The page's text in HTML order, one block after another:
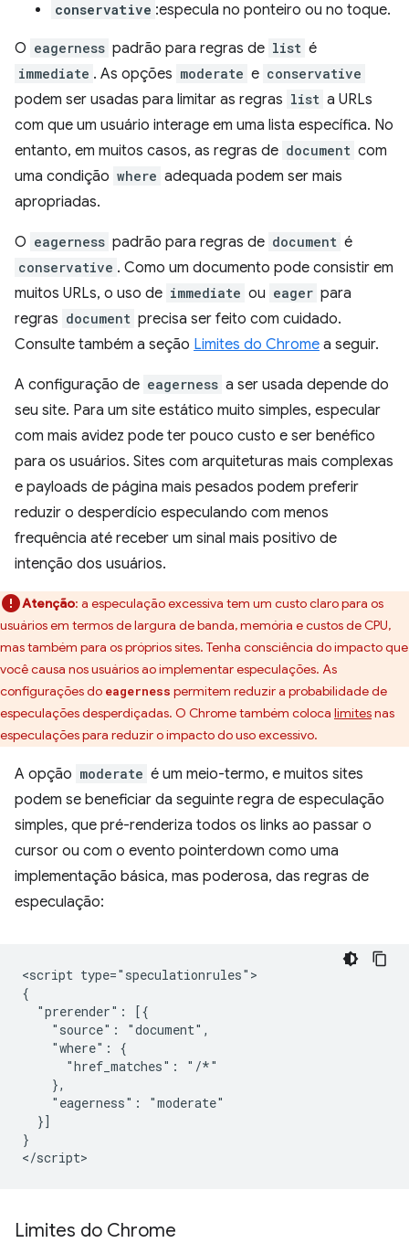
conservative :especula no ponteiro ou no toque.
O eagerness padrão para regras de list é
immediate . As opções moderate e conservative
podem ser usadas para limitar as regras list a URLs
com que um usuário interage em uma lista específica. No
entanto, em muitos casos, as regras de document com
uma condição where adequada podem ser mais
apropriadas.
O eagerness padrão para regras de document é
conservative . Como um documento pode consistir em
muitos URLs, o uso de immediate ou eager para
regras document precisa ser feito com cuidado.
Consulte também a seção Limites do Chrome a seguir.
A configuração de eagerness a ser usada depende do
seu site. Para um site estático muito simples, especular
com mais avidez pode ter pouco custo e ser benéfico
para os usuários. Sites com arquiteturas mais complexas
e payloads de página mais pesados podem preferir
reduzir o desperdício especulando com menos
frequência até receber um sinal mais positivo de
intenção dos usuários.
Atenção: a especulação excessiva tem um custo claro para os
usuários em termos de largura de banda, memória e custos de CPU,
mas também para os próprios sites. Tenha consciência do impacto que
você causa nos usuários ao implementar especulações. As
configurações do eagerness permitem reduzir a probabilidade de
especulações desperdiçadas. O Chrome também coloca limitesnas
especulações para reduzir o impacto do uso excessivo.
A opção moderate é um meio-termo, e muitos sites
podem se beneficiar da seguinte regra de especulação
simples, que pré-renderiza todos os links ao passar o
cursor ou com o evento pointerdown como uma
implementação básica, mas poderosa, das regras de
especulação:
<script type="speculationrules">
{
  "prerender": [{
    "source": "document",
    "where": {
      "href_matches": "/*"
    },
    "eagerness": "moderate"
  }]
}
Limites do Chrome